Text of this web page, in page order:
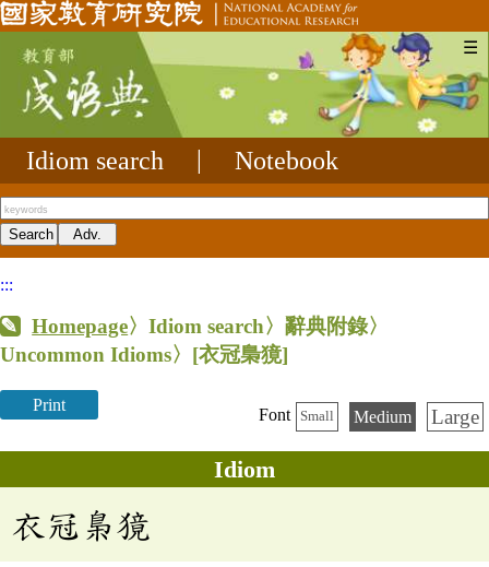
☰
Idiom search Notebook
:::
Homepage〉Idiom search〉辭典附錄〉
Uncommon Idioms〉 [衣冠梟獍]
Print
Font Small Medium Large
Idiom
衣冠梟獍